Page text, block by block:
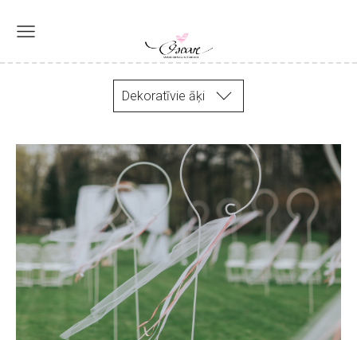
Dekoratīvie āķi